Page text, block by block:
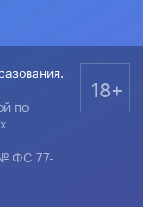
по
ФС 77-
18+